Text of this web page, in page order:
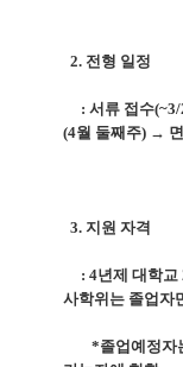
2. 전형 일정
: 서류 접수(~3/
(4월 둘째주) →
3. 지원 자격
: 4년제 대학교
사학위는 졸업자
*졸업예정자는